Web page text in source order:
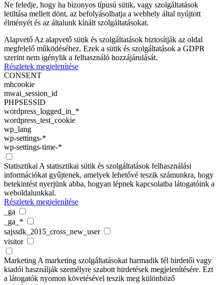
Ne feledje, hogy ha bizonyos típusú sütik, vagy szolgáltatások
letiltása mellett dönt, az befolyásolhatja a webhely által nyújtott
élményét és az általunk kínált szolgáltatásokat.
AlapvetőAz alapvető sütik és szolgáltatások biztosítják az oldal
megfelelő működéséhez. Ezek a sütik és szolgáltatások a GDPR
szerint nem igénylik a felhasználó hozzájárulását.
Részletek megjelenítése
CONSENT
mhcookie
mwai_session_id
PHPSESSID
wordpress_logged_in_*
wordpress_test_cookie
wp_lang
wp-settings-*
wp-settings-time-*
StatisztikaiA statisztikai sütik és szolgáltatások felhasználási
információkat gyűjtenek, amelyek lehetővé teszik számunkra, hogy
betekintést nyerjünk abba, hogyan lépnek kapcsolatba látogatóink a
weboldalunkkal.
Részletek megjelenítése
_ga
_ga_*
sajssdk_2015_cross_new_user
visitor
MarketingA marketing szolgáltatásokat harmadik fél hirdetői vagy
kiadói használják személyre szabott hirdetések megjelenítésére. Ezt
a látogatók nyomon követésével teszik meg különböző